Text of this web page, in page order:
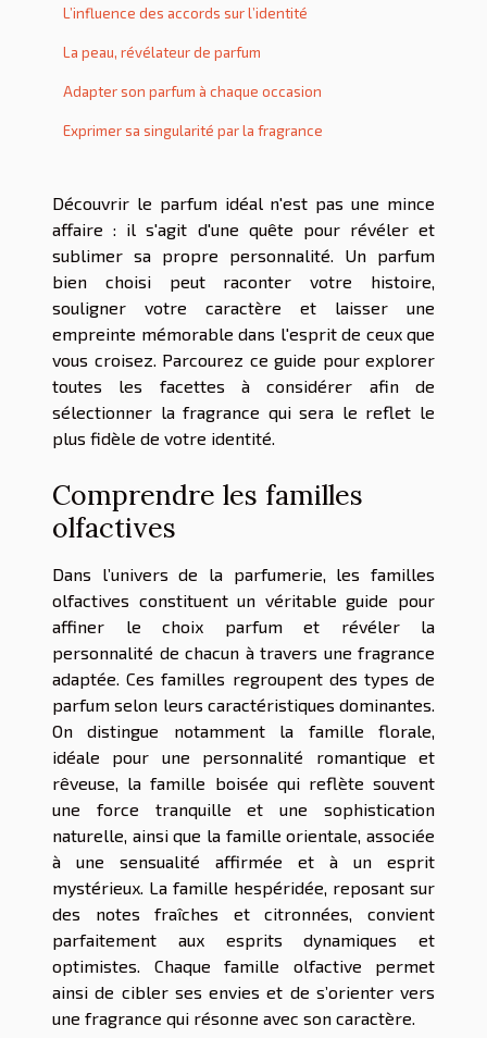
L’influence des accords sur l’identité
La peau, révélateur de parfum
Adapter son parfum à chaque occasion
Exprimer sa singularité par la fragrance
Découvrir le parfum idéal n'est pas une mince
affaire : il s'agit d'une quête pour révéler et
sublimer sa propre personnalité. Un parfum
bien choisi peut raconter votre histoire,
souligner votre caractère et laisser une
empreinte mémorable dans l'esprit de ceux que
vous croisez. Parcourez ce guide pour explorer
toutes les facettes à considérer afin de
sélectionner la fragrance qui sera le reflet le
plus fidèle de votre identité.
Comprendre les familles
olfactives
Dans l’univers de la parfumerie, les familles
olfactives constituent un véritable guide pour
affiner le choix parfum et révéler la
personnalité de chacun à travers une fragrance
adaptée. Ces familles regroupent des types de
parfum selon leurs caractéristiques dominantes.
On distingue notamment la famille florale,
idéale pour une personnalité romantique et
rêveuse, la famille boisée qui reflète souvent
une force tranquille et une sophistication
naturelle, ainsi que la famille orientale, associée
à une sensualité affirmée et à un esprit
mystérieux. La famille hespéridée, reposant sur
des notes fraîches et citronnées, convient
parfaitement aux esprits dynamiques et
optimistes. Chaque famille olfactive permet
ainsi de cibler ses envies et de s’orienter vers
une fragrance qui résonne avec son caractère.